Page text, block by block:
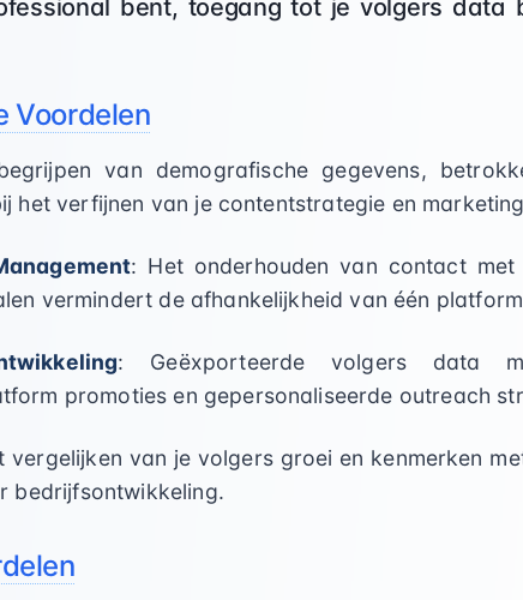
bent, toegang tot je volgers data
Voordelen
van demografische gegevens,
het verfijnen van je contentstrategie en
: Het onderhouden van contact met
vermindert de afhankelijkheid van één
: Geëxporteerde volgers data
promoties en gepersonaliseerde outreach
vergelijken van je volgers groei en kenmerken
bedrijfsontwikkeling.